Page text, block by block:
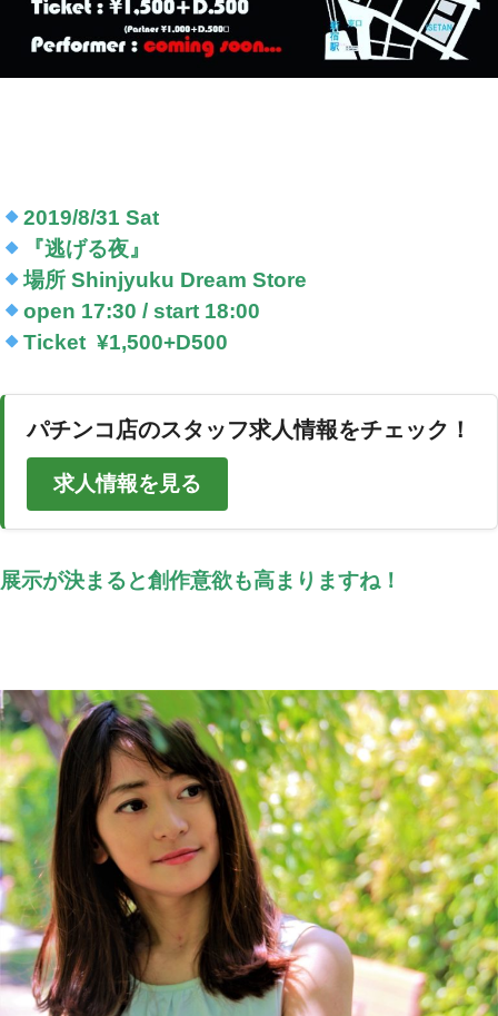
2019/8/31 Sat
『逃げる夜』
場所 Shinjyuku Dream Store
open 17:30 / start 18:00
Ticket ¥1,500+D500
パチンコ店のスタッフ求人情報をチェック！
求人情報を見る
展示が決まると創作意欲も高まりますね！